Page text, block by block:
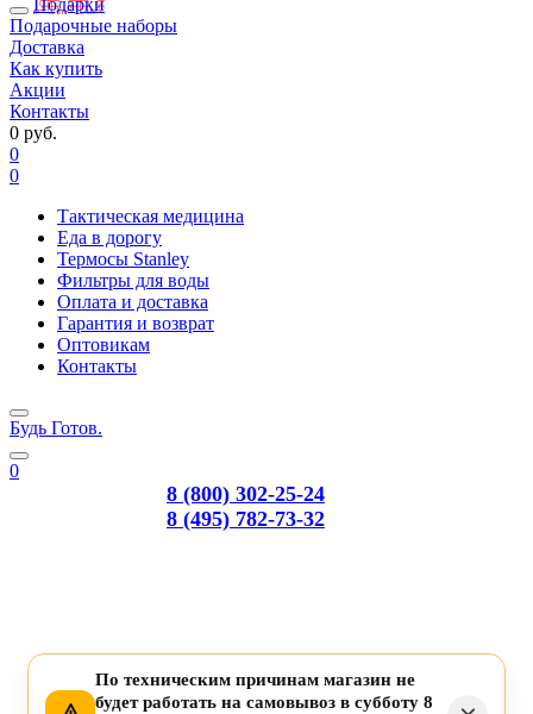
Подарки
Подарочные наборы
Доставка
Как купить
Акции
Контакты
0 руб.
0
0
Тактическая медицина
Еда в дорогу
Термосы Stanley
Фильтры для воды
Оплата и доставка
Гарантия и возврат
Оптовикам
Контакты
Будь Готов.
0
8 (800) 302-25-24
8 (495) 782-73-32
По техническим причинам магазин не
будет работать на самовывоз в субботу 8